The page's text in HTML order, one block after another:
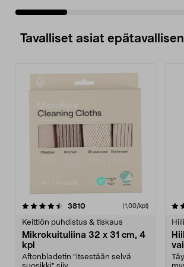
Tavalliset asiat
3810arvostelut (1,00/kpl)
Keittiön puhdistus & tiskaus
Mikrokuituliina 32 x 31 cm, 4
kpl
Aftonbladetin "itsestään selvä
4.5viidestä